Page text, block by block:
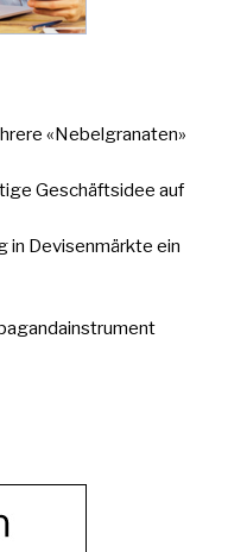
«Nebelgranaten»
Geschäftsidee auf
in Devisenmärkte ein